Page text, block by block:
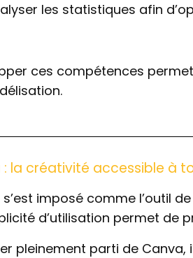
les statistiques afin
ces compétences
: la créativité accessible à
s’est imposé comme l’outil
d’utilisation permet de
pleinement parti de Canva,